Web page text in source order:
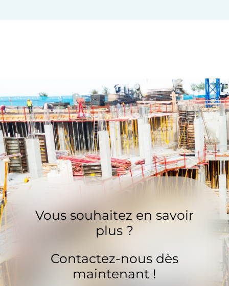
Vous souhaitez en savoir
plus ?
Contactez-nous dès
maintenant !